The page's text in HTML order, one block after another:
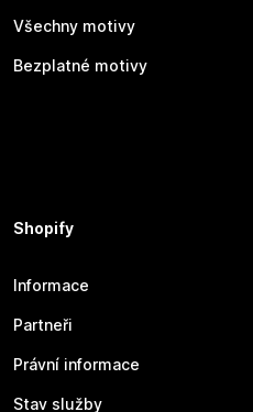
Všechny motivy
Bezplatné motivy
Shopify
Informace
Partneři
Právní informace
Stav služby